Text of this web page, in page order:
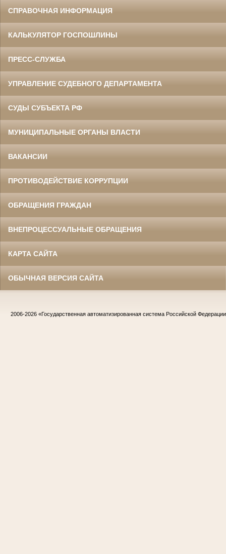
СПРАВОЧНАЯ ИНФОРМАЦИЯ
КАЛЬКУЛЯТОР ГОСПОШЛИНЫ
ПРЕСС-СЛУЖБА
УПРАВЛЕНИЕ СУДЕБНОГО ДЕПАРТАМЕНТА
СУДЫ СУБЪЕКТА РФ
МУНИЦИПАЛЬНЫЕ ОРГАНЫ ВЛАСТИ
ВАКАНСИИ
ПРОТИВОДЕЙСТВИЕ КОРРУПЦИИ
ОБРАЩЕНИЯ ГРАЖДАН
ВНЕПРОЦЕССУАЛЬНЫЕ ОБРАЩЕНИЯ
КАРТА САЙТА
ОБЫЧНАЯ ВЕРСИЯ САЙТА
2006-2026 «Государственная автоматизированная система Российской